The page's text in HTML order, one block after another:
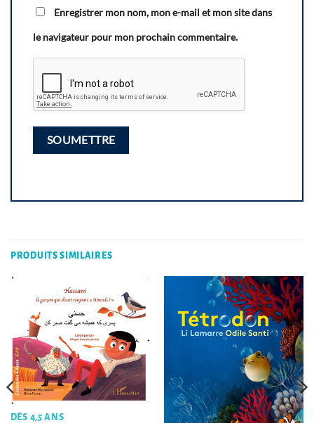
Enregistrer mon nom, mon e-mail et mon site dans
le navigateur pour mon prochain commentaire.
PRODUITS SIMILAIRES
DÈS 4,5 ANS